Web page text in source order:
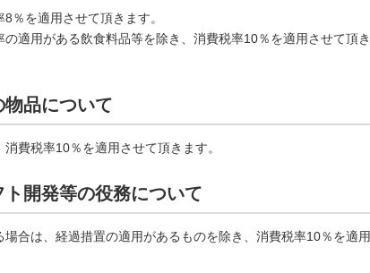
％を適用させて頂きます。
適用がある飲食料品等を除き、消費税率10％を適用させて頂き
品について
費税率10％を適用させて頂きます。
開発等の役務について
合は、経過措置の適用があるものを除き、消費税率10％を適用